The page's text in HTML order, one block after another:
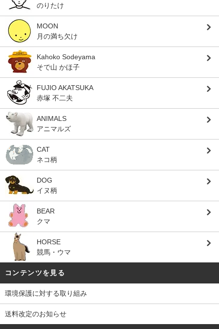
のりたけ
MOON
月の満ち欠け
Kahoko Sodeyama
そで山 かほ子
FUJIO AKATSUKA
赤塚 不二夫
ANIMALS
アニマルズ
CAT
ネコ柄
DOG
イヌ柄
BEAR
クマ
HORSE
競馬・ウマ
コンテンツを見る
環境保護に対する取り組み
送料改定のお知らせ